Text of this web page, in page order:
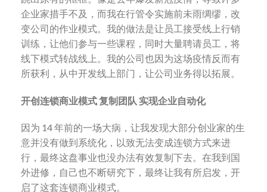
企业家措手不及，而我在行管令实施前未雨绸缪，改
变公司的作业模式。我的做法是让员工接受线上行销
训练，让他们参与一些课程，同时大量聘请员工，将
线下模式转战线上。我的公司也因为这场疫情反而有
所获利，从中开发线上部门，让公司业务得以拓展。
开创连锁商业模式 复制团队 实现企业自动化
因为 14 年前的一场大病，让我发现大部分创业家的生
意并没有做到系统化，以致无法变成连锁方式来进
行，最终这盘事业也没办法有效复制下去。在我到国
外进修，自己也不断研究下，最终让我有所启发，开
启了这套连锁商业模式。